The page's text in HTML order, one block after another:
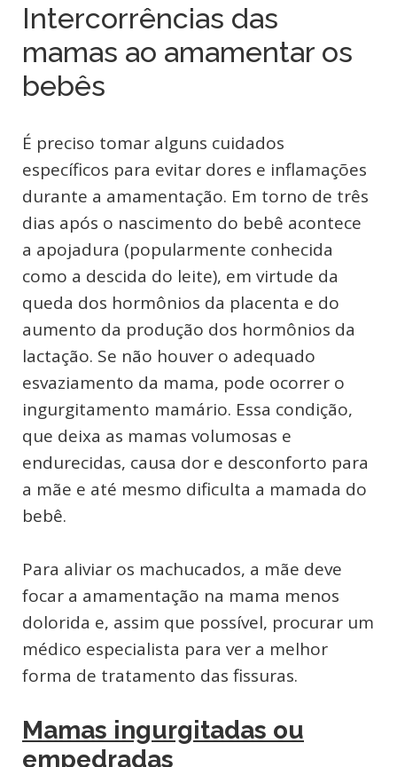
Intercorrências das
mamas ao amamentar os
bebês
É preciso tomar alguns cuidados
específicos para evitar dores e inflamações
durante a amamentação. Em torno de três
dias após o nascimento do bebê acontece
a apojadura (popularmente conhecida
como a descida do leite), em virtude da
queda dos hormônios da placenta e do
aumento da produção dos hormônios da
lactação. Se não houver o adequado
esvaziamento da mama, pode ocorrer o
ingurgitamento mamário. Essa condição,
que deixa as mamas volumosas e
endurecidas, causa dor e desconforto para
a mãe e até mesmo dificulta a mamada do
bebê.
Para aliviar os machucados, a mãe deve
focar a amamentação na mama menos
dolorida e, assim que possível, procurar um
médico especialista para ver a melhor
forma de tratamento das fissuras.
Mamas ingurgitadas ou
empedradas